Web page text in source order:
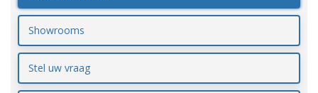
Showrooms
Stel uw vraag